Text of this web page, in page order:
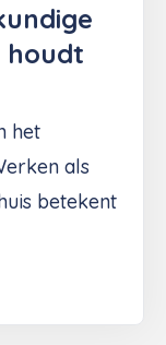
houdt
het
als
betekent